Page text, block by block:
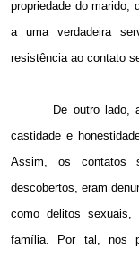
propriedade do marido,
a uma verdadeira
resistência ao contato
De outro lado,
castidade e
Assim, os contatos
descobertos, eram
como delitos
família. Por tal, nos